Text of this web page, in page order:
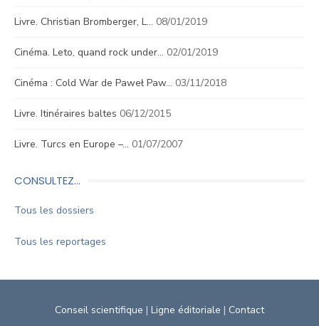
Livre. Christian Bromberger, L… 08/01/2019
Cinéma. Leto, quand rock under… 02/01/2019
Cinéma : Cold War de Paweł Paw… 03/11/2018
Livre. Itinéraires baltes 06/12/2015
Livre. Turcs en Europe –… 01/07/2007
CONSULTEZ…
Tous les dossiers
Tous les reportages
Conseil scientifique | Ligne éditoriale | Contact